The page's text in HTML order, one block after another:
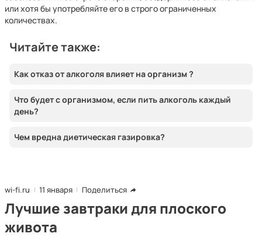
или хотя бы употребляйте его в строго ограниченных
количествах.
Читайте также:
Как отказ от алкоголя влияет на организм ?
Что будет с организмом, если пить алкоголь каждый
день?
Чем вредна диетическая газировка?
wi-fi.ru 11 января Поделиться
Лучшие завтраки для плоского
живота